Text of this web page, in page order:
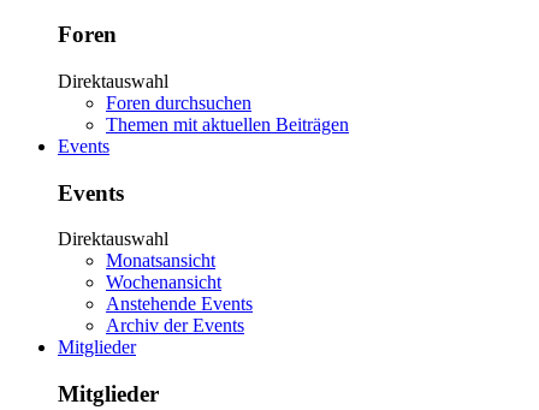
Foren
Direktauswahl
Foren durchsuchen
Themen mit aktuellen Beiträgen
Events
Events
Direktauswahl
Monatsansicht
Wochenansicht
Anstehende Events
Archiv der Events
Mitglieder
Mitglieder